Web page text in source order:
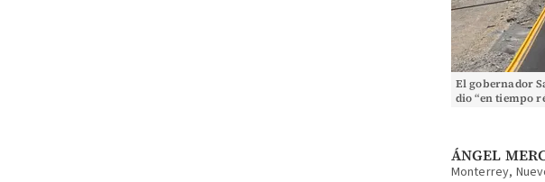
El gobernador
dio “en tiempo
ÁNGEL
Monterrey,